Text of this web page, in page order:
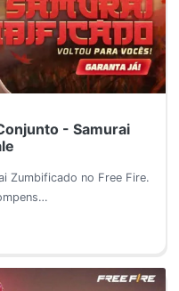
- Samurai
Zumbificado no Free Fire.